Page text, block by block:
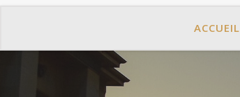
ACCUEIL